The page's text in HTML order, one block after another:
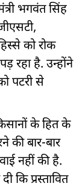
भगवंत सिंह
को रोक
रहा है. उन्होंने
पटरी से
के हित के
की बार-बार
नहीं की है.
कि प्रस्तावित